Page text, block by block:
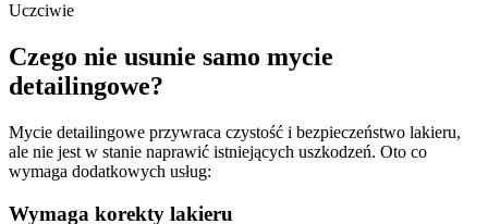
Uczciwie
Czego nie usunie samo mycie
detailingowe?
Mycie detailingowe przywraca czystość i bezpieczeństwo lakieru,
ale nie jest w stanie naprawić istniejących uszkodzeń. Oto co
wymaga dodatkowych usług:
Wymaga korekty lakieru